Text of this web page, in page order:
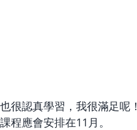
很認真學習，我很滿足呢！
程應會安排在11月。